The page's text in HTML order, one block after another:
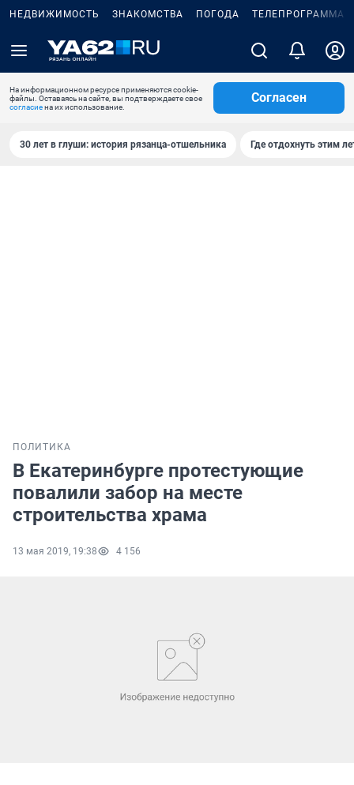
НЕДВИЖИМОСТЬ ЗНАКОМСТВА ПОГОДА ТЕЛЕПРОГРАММА
На информационном ресурсе применяются cookie-
файлы. Оставаясь на сайте, вы подтверждаете свое
согласиена их использование.
Согласен
30 лет в глуши: история рязанца-отшельника Где отдохнуть этим
ПОЛИТИКА
В Екатеринбурге протестующие
повалили забор на месте
строительства храма
13 мая 2019, 19:38 4 156